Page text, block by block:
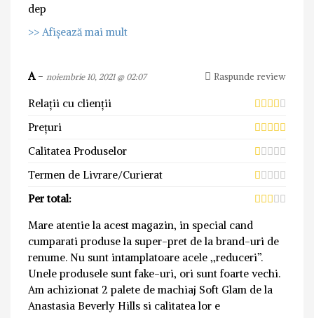
dep
>> Afișează mai mult
A- noiembrie 10, 2021 @ 02:07 Raspunde review
Relații cu clienții
Prețuri
Calitatea Produselor
Termen de Livrare/Curierat
Per total:
Mare atentie la acest magazin, in special cand
cumparati produse la super-pret de la brand-uri de
renume. Nu sunt intamplatoare acele ,,reduceri”.
Unele produsele sunt fake-uri, ori sunt foarte vechi.
Am achizionat 2 palete de machiaj Soft Glam de la
Anastasia Beverly Hills si calitatea lor e